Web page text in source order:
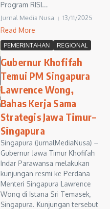
Program RISI...
Jurnal Media Nusa 13/11/2025
Read More
PEMERINTAHAN REGIONAL
Gubernur Khofifah
Temui PM Singapura
Lawrence Wong,
Bahas Kerja Sama
Strategis Jawa Timur–
Singapura
Singapura (JurnalMediaNusa) –
Gubernur Jawa Timur Khofifah
Indar Parawansa melakukan
kunjungan resmi ke Perdana
Menteri Singapura Lawrence
Wong di Istana Sri Temasek,
Singapura. Kunjungan tersebut